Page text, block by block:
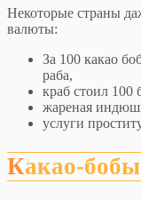
Некоторые страны
валюты:
За 100 какао
раба,
краб стоил 100
жареная
услуги
Какао-